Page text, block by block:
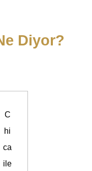
Diyor?
C
hi
ca
ile